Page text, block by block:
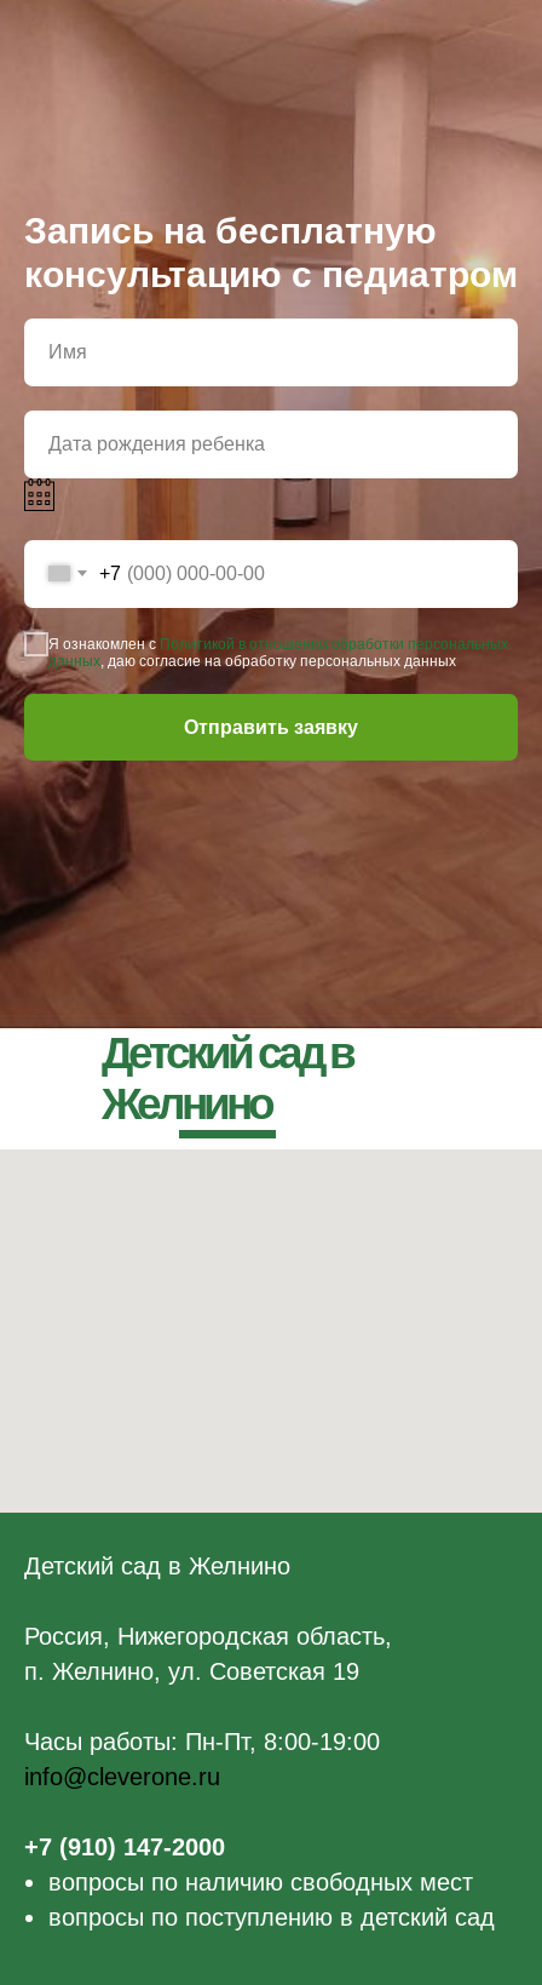
Запись на бесплатную
консультацию с педиатром
+7
Я ознакомлен с Политикой в отношении обработки персональных
данных , даю согласие на обработку персональных данных
Отправить заявку
Детский сад в
Желнино
Детский сад в Желнино
Россия, Нижегородская область,
п. Желнино, ул. Советская 19
Часы работы: Пн-Пт, 8:00-19:00
info@cleverone.ru
+7 (910) 147-2000
вопросы по наличию свободных мест
вопросы по поступлению в детский сад